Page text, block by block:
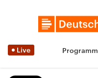
Live Programm